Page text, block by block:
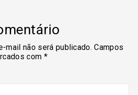
mail não será publicado. Campos
com *